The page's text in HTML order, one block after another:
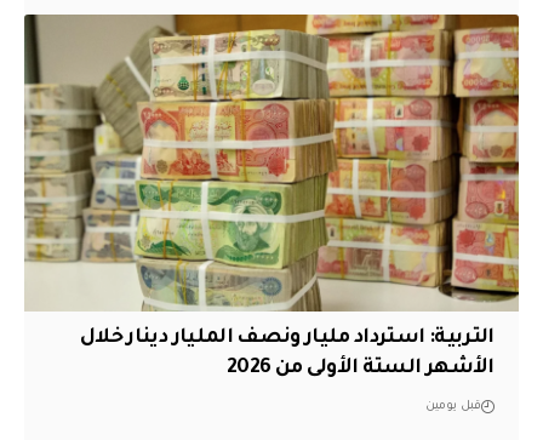
التربية: استرداد مليار ونصف المليار دينار خلال
الأشهر الستة الأولى من 2026
قبل يومين